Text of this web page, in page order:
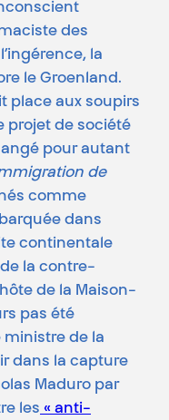
des
la
le Groenland.
place aux soupirs
projet de société
pour autant
de
comme
dans
continentale
la contre-
de la Maison-
pas été
ministre de la
dans la capture
Maduro par
les « anti-